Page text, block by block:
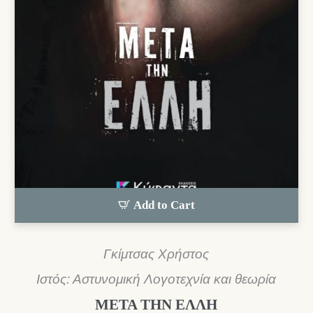
Add to Cart
Γκίμτσας Χρήστος
Ιστός: Αστυνομική Λογοτεχνία και θεωρία
ΜΕΤΑ ΤΗΝ ΕΛΛΗ